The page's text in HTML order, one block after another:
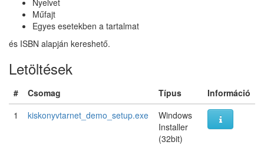
Nyelvet
Műfajt
Egyes esetekben a tartalmat
és ISBN alapján kereshető.
Letöltések
# Csomag Típus
Információ
1
kiskonyvtarnet_demo_setup.exe
Windows
Installer
(32bit)